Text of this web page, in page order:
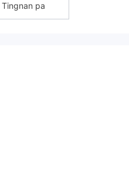
maraming paraan ng
trade. Bukod dito, ang
para sa mga trader.
kakulangan ng mahahalagang
Tingnan pa